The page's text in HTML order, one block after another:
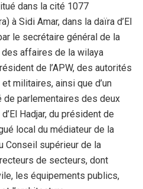
dans la cité 1077
à Sidi Amar, dans la daïra d’El
le secrétaire général de la
affaires de la wilaya
de l’APW, des autorités
militaires, ainsi que d’un
parlementaires des deux
Hadjar, du président de
local du médiateur de la
Conseil supérieur de la
de secteurs, dont
les équipements publics,